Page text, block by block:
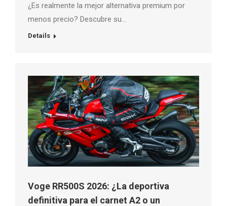
¿Es realmente la mejor alternativa premium por
menos precio? Descubre su…
Details
Voge RR500S 2026: ¿La deportiva
definitiva para el carnet A2 o un